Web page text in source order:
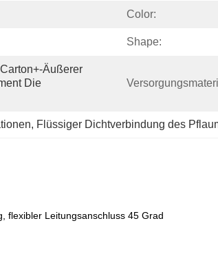
Color:
Shape:
Äußerer
Die
, Flüssiger Dichtverbindung des
flexibler Leitungsanschluss 45 Grad